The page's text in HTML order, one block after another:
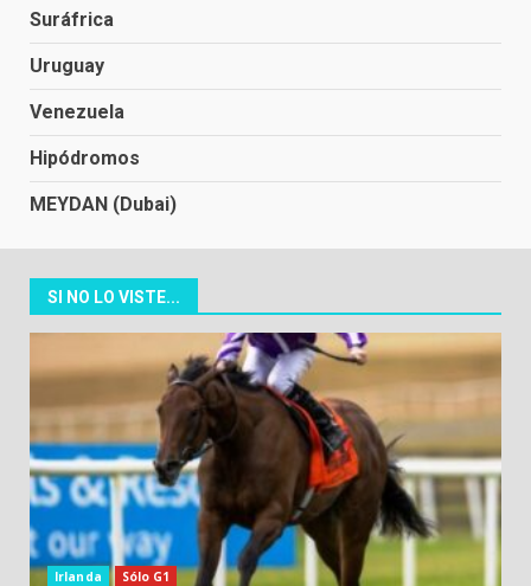
Suráfrica
Uruguay
Venezuela
Hipódromos
MEYDAN (Dubai)
SI NO LO VISTE...
Irlanda Sólo G1